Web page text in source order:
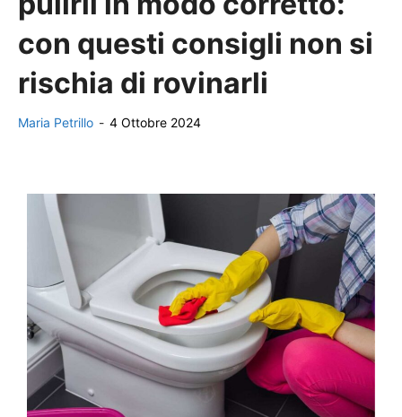
con questi consigli non si
rischia di rovinarli
Maria Petrillo - 4 Ottobre 2024